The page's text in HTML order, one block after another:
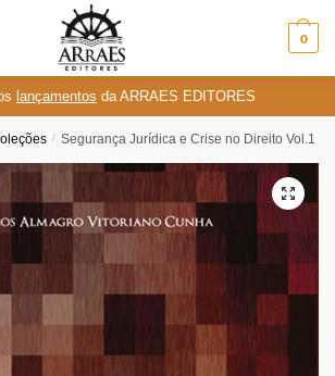
0
lançamentos da ARRAES EDITORES
/ Segurança Jurídica e Crise no Direito Vol.1